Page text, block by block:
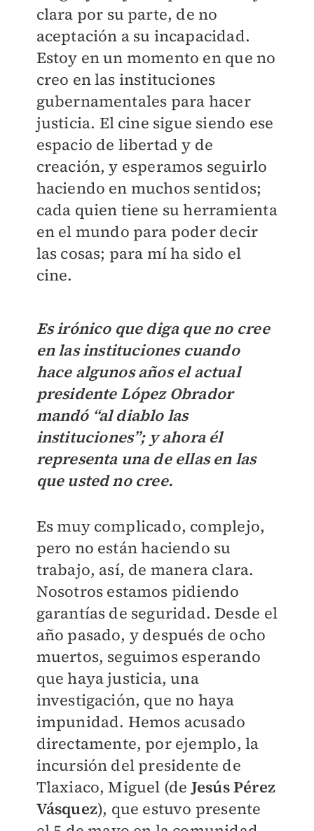
clara por su parte, de no
aceptación a su incapacidad.
Estoy en un momento en que no
creo en las instituciones
gubernamentales para hacer
justicia. El cine sigue siendo ese
espacio de libertad y de
creación, y esperamos seguirlo
haciendo en muchos sentidos;
cada quien tiene su herramienta
en el mundo para poder decir
las cosas; para mí ha sido el
cine.
Es irónico que diga que no cree
en las instituciones cuando
hace algunos años el actual
presidente López Obrador
mandó “al diablo las
instituciones”; y ahora él
representa una de ellas en las
que usted no cree.
Es muy complicado, complejo,
pero no están haciendo su
trabajo, así, de manera clara.
Nosotros estamos pidiendo
garantías de seguridad. Desde el
año pasado, y después de ocho
muertos, seguimos esperando
que haya justicia, una
investigación, que no haya
impunidad. Hemos acusado
directamente, por ejemplo, la
incursión del presidente de
Tlaxiaco, Miguel (de Jesús Pérez
Vásquez), que estuvo presente